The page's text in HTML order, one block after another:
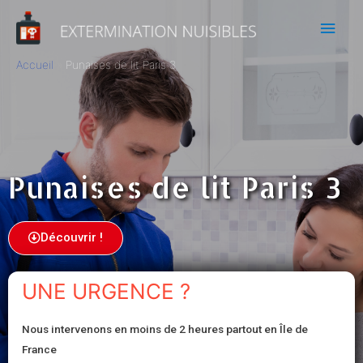
Accueil Punaises de lit Paris 3
Punaises de lit Paris 3
Découvrir !
UNE URGENCE ?
Nous intervenons en moins de 2 heures partout en Île de
France